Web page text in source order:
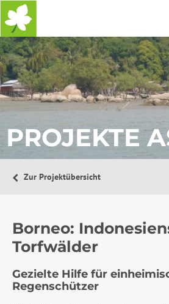
Startseite
PROJEKTE
Zur Projektübersicht
Borneo:
Torfwälder
Gezielte Hilfe für
Regenschützer